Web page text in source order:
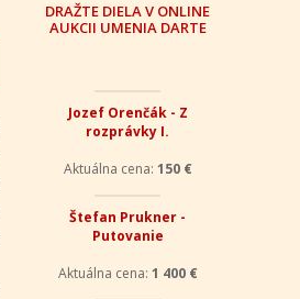
DRAŽTE DIELA V ONLINE
AUKCII UMENIA DARTE
Jozef Orenčák - Z
rozprávky I.
Aktuálna cena:150 €